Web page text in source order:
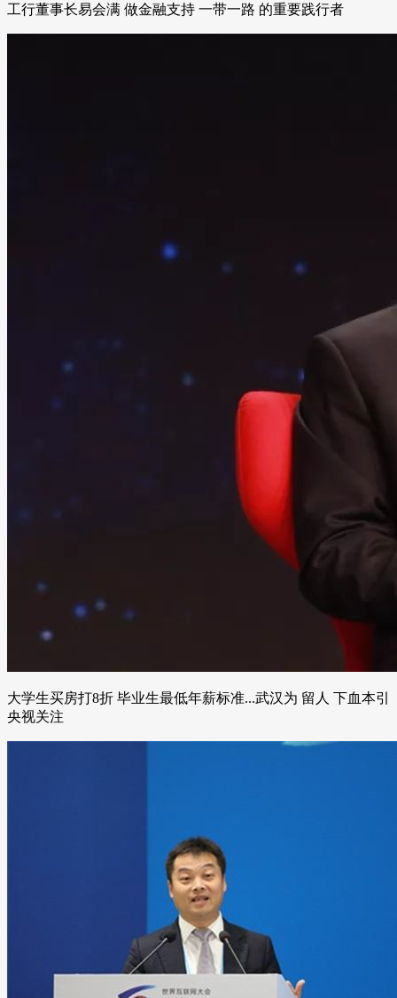
工行董事长易会满 做金融支持 一带一路 的重要践行者
大学生买房打8折 毕业生最低年薪标准...武汉为 留人 下血本引
央视关注